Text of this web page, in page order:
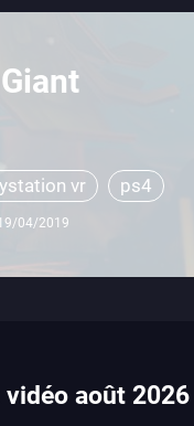
vr ps4
04/2019
août 2026